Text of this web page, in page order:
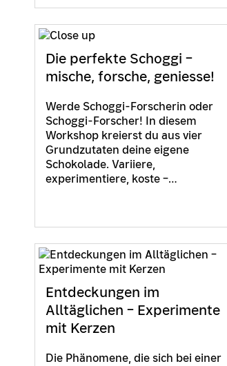
Die perfekte Schoggi –
mische, forsche, geniesse!
Werde Schoggi-Forscherin oder
Schoggi-Forscher! In diesem
Workshop kreierst du aus vier
Grundzutaten deine eigene
Schokolade. Variiere,
experimentiere, koste –…
Entdeckungen im
Alltäglichen – Experimente
mit Kerzen
Die Phänomene, die sich bei einer